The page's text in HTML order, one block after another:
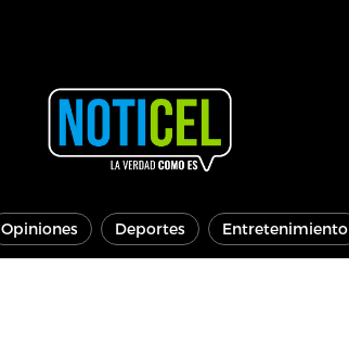
Opiniones Deportes Entretenimiento